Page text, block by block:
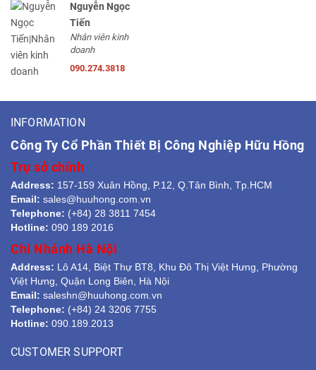
Nguyễn Ngọc
Tiến
Nhân viên kinh
doanh
090.274.3818
INFORMATION
Công Ty Cổ Phần Thiết Bị Công Nghiệp Hữu Hồng
Trụ sở chính
Address: 157-159 Xuân Hồng, P.12, Q.Tân Bình, Tp.HCM
Email: sales@huuhong.com.vn
Telephone: (+84) 28 3811 7454
Hotline: 090 189 2016
Chi Nhánh Hà Nội
Address: Lô A14, Biệt Thự BT8, Khu Đô Thị Việt Hưng, Phường
Việt Hưng, Quận Long Biên, Hà Nội
Email: saleshn@huuhong.com.vn
Telephone: (+84) 24 3206 7755
Hotline: 090.189.2013
CUSTOMER SUPPORT